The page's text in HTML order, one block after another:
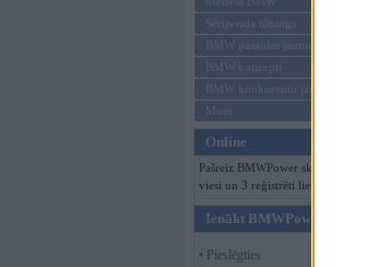
Sērijveida tūnings
BMW pasaules jaunumi
BMW koncepti
BMW konkurentu jaunumi
Moto
Online
Pašreiz BMWPower skatās 175
viesi un 3 reģistrēti lietotāji.
Ienākt BMWPower
• Pieslēgties